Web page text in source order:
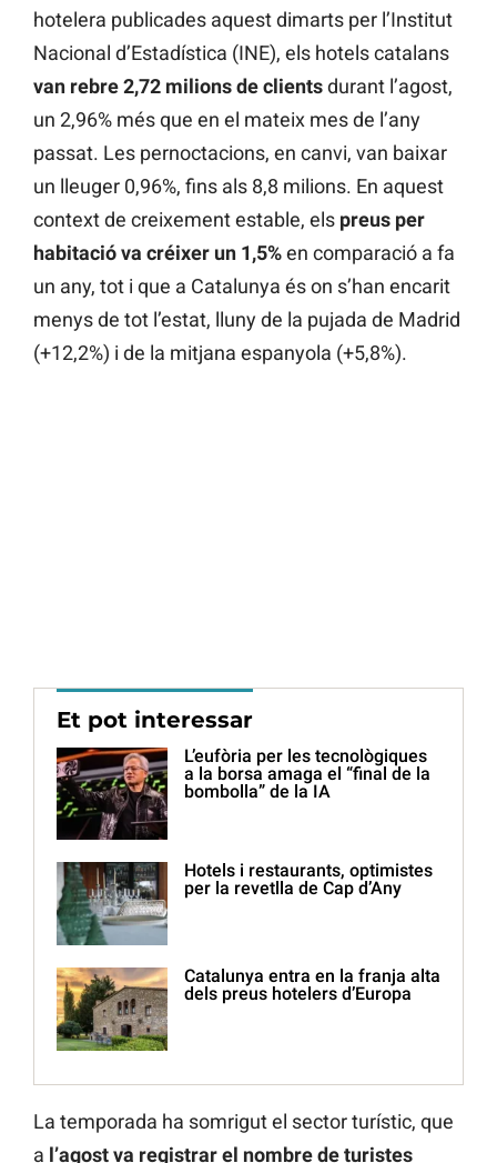
hotelera publicades aquest dimarts per l’Institut
Nacional d’Estadística (INE), els hotels catalans
van rebre 2,72 milions de clientsdurant l’agost,
un 2,96% més que en el mateix mes de l’any
passat. Les pernoctacions, en canvi, van baixar
un lleuger 0,96%, fins als 8,8 milions. En aquest
context de creixement estable, els preus per
habitació va créixer un 1,5%en comparació a fa
un any, tot i que a Catalunya és on s’han encarit
menys de tot l’estat, lluny de la pujada de Madrid
(+12,2%) i de la mitjana espanyola (+5,8%).
Et pot interessar
L’eufòria per les tecnològiques
a la borsa amaga el “final de la
bombolla” de la IA
Hotels i restaurants, optimistes
per la revetlla de Cap d’Any
Catalunya entra en la franja alta
dels preus hotelers d’Europa
La temporada ha somrigut el sector turístic, que
a l’agost va registrar el nombre de turistes